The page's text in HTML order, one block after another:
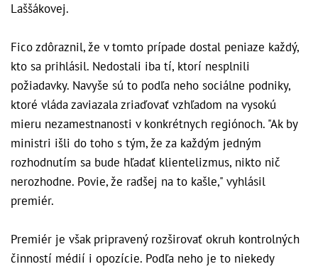
Laššákovej.
Fico zdôraznil, že v tomto prípade dostal peniaze každý,
kto sa prihlásil. Nedostali iba tí, ktorí nesplnili
požiadavky. Navyše sú to podľa neho sociálne podniky,
ktoré vláda zaviazala zriaďovať vzhľadom na vysokú
mieru nezamestnanosti v konkrétnych regiónoch. "Ak by
ministri išli do toho s tým, že za každým jedným
rozhodnutím sa bude hľadať klientelizmus, nikto nič
nerozhodne. Povie, že radšej na to kašle," vyhlásil
premiér.
Premiér je však pripravený rozširovať okruh kontrolných
činností médií i opozície. Podľa neho je to niekedy